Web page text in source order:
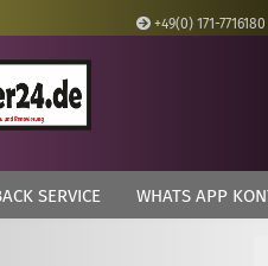
+49(0) 171-7716180
Lieferland
Passwort
SERVICE WHATS APP